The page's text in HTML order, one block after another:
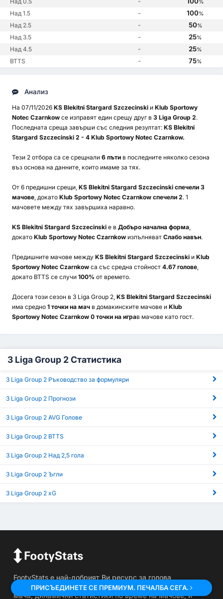
%
Над 1.5 - 100%
Над 2.5 - 50%
Над 3.5 - 25%
Над 4.5 - 25%
BTTS - 75%
Анализ
На 07/11/2026 KS Blekitni Stargard Szczecinski и Klub Sportowy
Notec Czarnkow се изправят един срещу друг в 3 Liga Group 2.
Последната среща завърши със следния резултат: KS Blekitni
Stargard Szczecinski 2 - 4 Klub Sportowy Notec Czarnkow.
Тези 2 отбора са се срещнали 6 пъти в последните няколко сезона
въз основа на данните, които имаме за тях.
От 6 предишни срещи, KS Blekitni Stargard Szczecinski спечели 3
мачове, докато Klub Sportowy Notec Czarnkow спечели 2. 1
мачовете между тях завършиха наравно.
KS Blekitni Stargard Szczecinski е в Добъро начална форма,
докато Klub Sportowy Notec Czarnkow изпълняват Слабо навън.
Предишните мачове между KS Blekitni Stargard Szczecinski и Klub
Sportowy Notec Czarnkow са със средна стойност 4.67 голове,
докато BTTS се случи 100% от времето.
Досега този сезон в 3 Liga Group 2, KS Blekitni Stargard Szczecinski
има средно 1 точки на мач в домакинските мачове и Klub
Sportowy Notec Czarnkow 0 точки на играв мачове като гост.
3 Liga Group 2 Статистика
3 Liga Group 2 Ръководство за формуляри
3 Liga Group 2 Прогнози
3 Liga Group 2 AVG Голове
3 Liga Group 2 BTTS
3 Liga Group 2 Над 2,5 гола
3 Liga Group 2 Ъгли
3 Liga Group 2 xG
FootyStats е най-добрият Ви ресурс за голова
статистика (над 2.5/под 2.5), полувреме и финал на
мача, динамични статистики по време на мачове, и
ПРИСЪЕДИНЕТЕ СЕ ПРЕМИУМ. ПЕЧАЛБА СЕГА.